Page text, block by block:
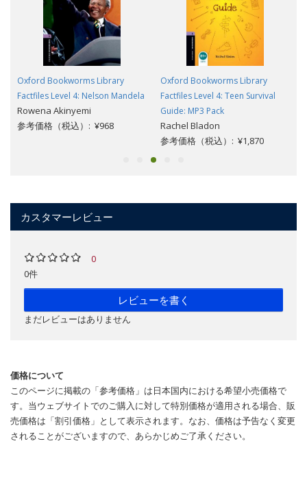
Oxford Bookworms Library
Factfiles Level 4: Nelson Mandela
Rowena Akinyemi
参考価格（税込）: ¥968
Oxford Bookworms Library
Factfiles Level 4: Teen Survival
Guide: MP3 Pack
Rachel Bladon
参考価格（税込）: ¥1,870
カスタマーレビュー
0
0件
レビューを書く
まだレビューはありません
価格について
このページに掲載の「参考価格」は日本国内における希望小売価格で
す。当ウェブサイトでのご購入に対して特別価格が適用される場合、販
売価格は「割引価格」として表示されます。なお、価格は予告なく変更
されることがございますので、あらかじめご了承ください。